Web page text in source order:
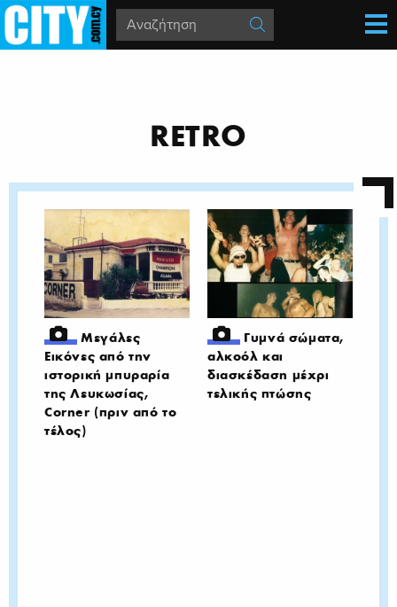
RETRO
Μεγάλες
Εικόνες από την
ιστορική μπυραρία
της Λευκωσίας,
Corner (πριν από το
τέλος)
Γυμνά σώματα,
αλκοόλ και
διασκέδαση μέχρι
τελικής πτώσης